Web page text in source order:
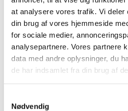
at analysere vores trafik. Vi deler
din brug af vores hjemmeside
for sociale medier,
analysepartnere. Vores partnere
data med andre oplysninger, du
de har indsamlet fra din brug af
Nødvendig
12. september 2022
Pfizer/BioNTechs bivalente covid-
godkendt 1. september, er blevet
Ledig bevilling til
|6. september 2022 |